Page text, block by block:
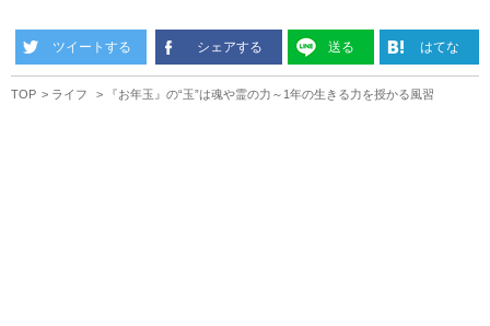
ツイートする シェアする 送る はてな
TOP ライフ 『お年玉』の“玉”は魂や霊の力～1年の生きる力を授かる風習